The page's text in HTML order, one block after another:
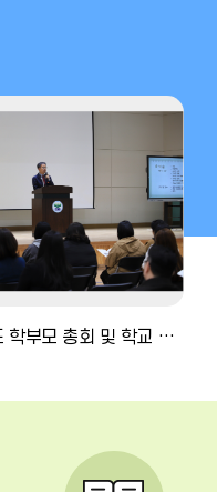
2025학년도 학부모 총회 및 학교 교육과정 설명회